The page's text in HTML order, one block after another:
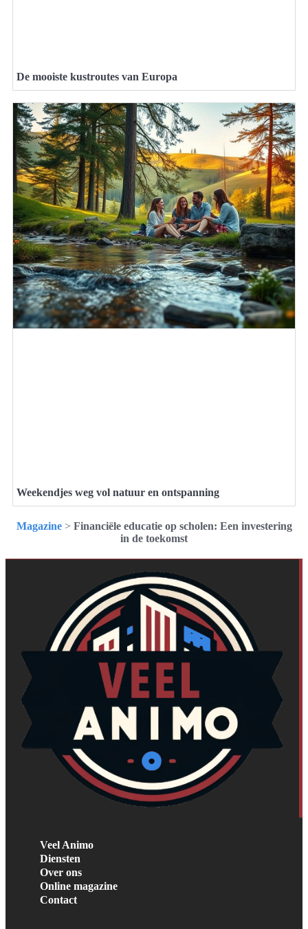
De mooiste kustroutes van Europa
Weekendjes weg vol natuur en ontspanning
Magazine> Financiële educatie op scholen: Een investering
in de toekomst
Veel Animo
Diensten
Over ons
Online magazine
Contact